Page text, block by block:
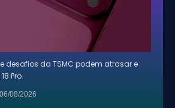
e desafios da TSMC podem atrasar e
Pro.
06/08/2026